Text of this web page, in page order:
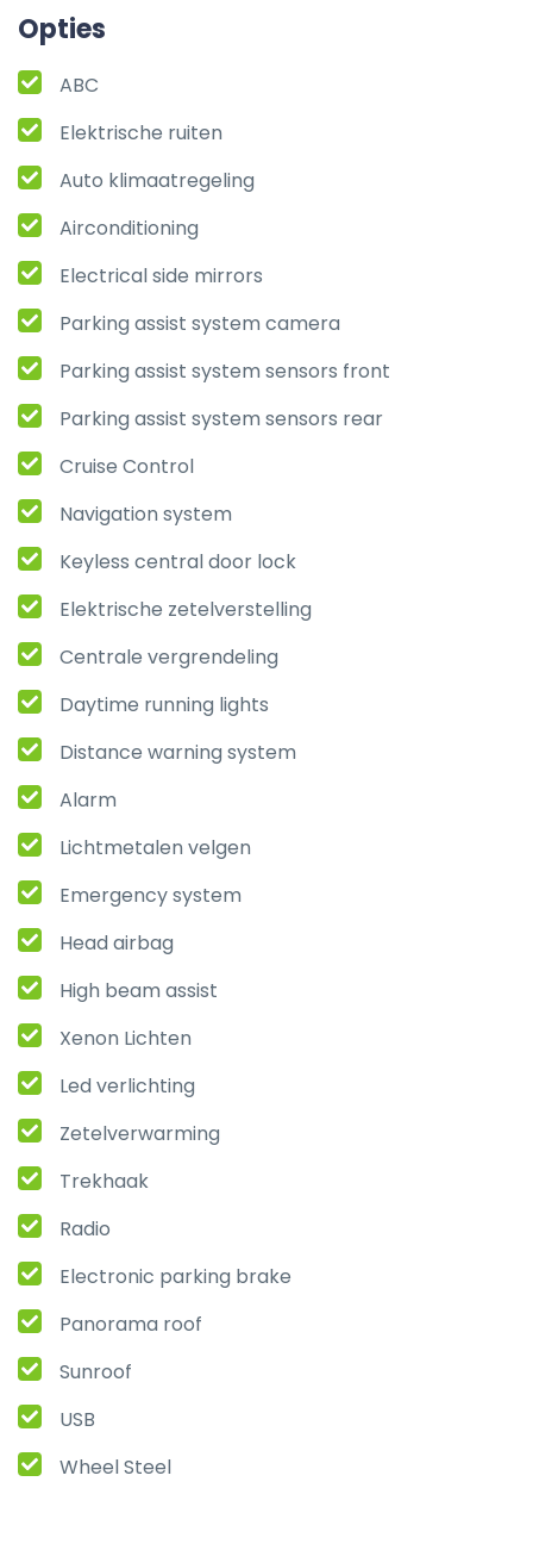
Opties
ABC
Elektrische ruiten
Auto klimaatregeling
Airconditioning
Electrical side mirrors
Parking assist system camera
Parking assist system sensors front
Parking assist system sensors rear
Cruise Control
Navigation system
Keyless central door lock
Elektrische zetelverstelling
Centrale vergrendeling
Daytime running lights
Distance warning system
Alarm
Lichtmetalen velgen
Emergency system
Head airbag
High beam assist
Xenon Lichten
Led verlichting
Zetelverwarming
Trekhaak
Radio
Electronic parking brake
Panorama roof
Sunroof
USB
Wheel Steel